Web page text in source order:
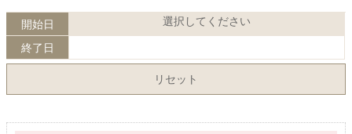
開始日 選択してください
終了日
リセット